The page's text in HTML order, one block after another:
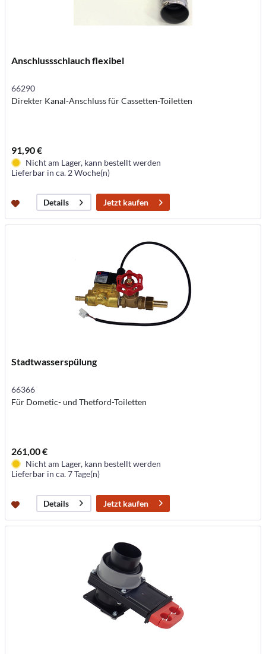
Anschlussschlauch flexibel
66290
Direkter Kanal-Anschluss für Cassetten-Toiletten
91,90 €
Nicht am Lager, kann bestellt werden
Lieferbar in ca. 2 Woche(n)
Details Jetzt kaufen
Stadtwasserspülung
66366
Für Dometic- und Thetford-Toiletten
261,00 €
Nicht am Lager, kann bestellt werden
Lieferbar in ca. 7 Tage(n)
Details Jetzt kaufen